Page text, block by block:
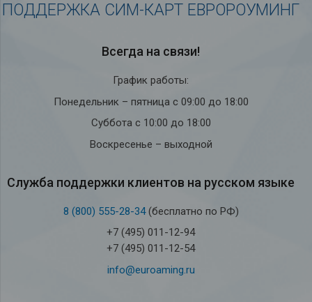
ПОДДЕРЖКА СИМ-КАРТ ЕВРОРОУМИНГ
Всегда на связи!
График работы:
Понедельник – пятница с 09:00 до 18:00
Суббота с 10:00 до 18:00
Воскресенье – выходной
Служба под­держки кли­ен­тов на рус­ском языке
8 (800) 555-28-34(бесплатно по РФ)
+7 (495) 011-12-94
+7 (495) 011-12-54
info@euroaming.ru